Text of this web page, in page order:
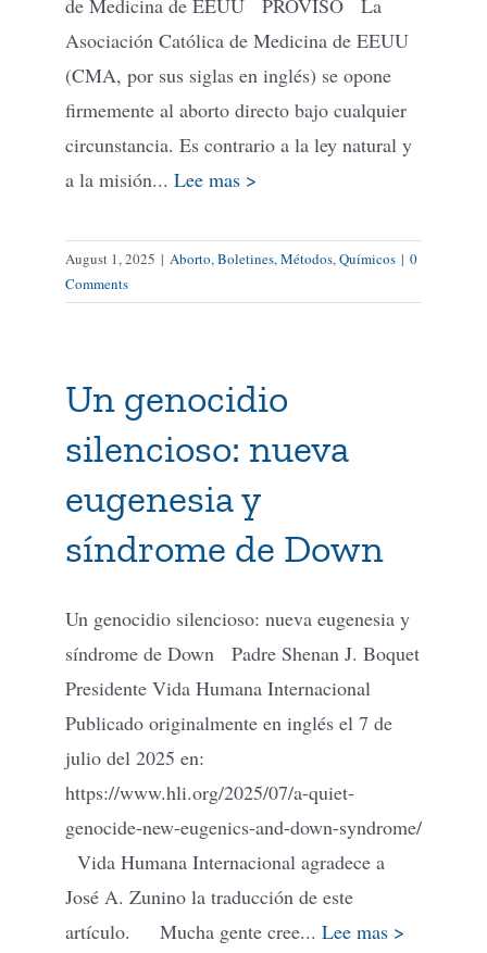
Asociación Católica de Medicina de EEUU
(CMA, por sus siglas en inglés) se opone
firmemente al aborto directo bajo cualquier
circunstancia. Es contrario a la ley natural y
a la misión... Lee mas >
August 1, 2025 | Aborto, Boletines, Métodos, Químicos | 0
Comments
Un genocidio
silencioso: nueva
eugenesia y
síndrome de Down
Un genocidio silencioso: nueva eugenesia y
síndrome de Down Padre Shenan J. Boquet
Presidente Vida Humana Internacional
Publicado originalmente en inglés el 7 de
julio del 2025 en:
https://www.hli.org/2025/07/a-quiet-
genocide-new-eugenics-and-down-syndrome/
Vida Humana Internacional agradece a
José A. Zunino la traducción de este
artículo. Mucha gente cree... Lee mas >